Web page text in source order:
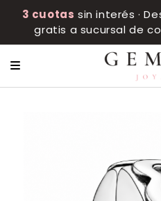
3 cuotas sin interés ·
gratis a sucursal de